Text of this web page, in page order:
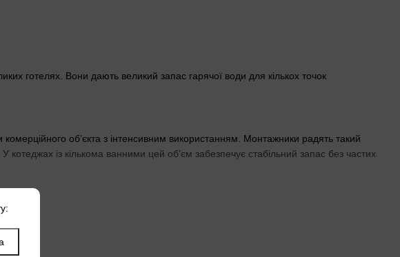
готелях. Вони дають великий запас гарячої води для кількох точок
об’єкта з інтенсивним використанням. Монтажники радять такий
із кількома ванними цей об’єм забезпечує стабільний запас без частих
моделі кріплять на стіну, підлогові — на підлогу. Горизонтальна установка
Перевірте тип установки перед монтажем — це визначає місце розміщення.